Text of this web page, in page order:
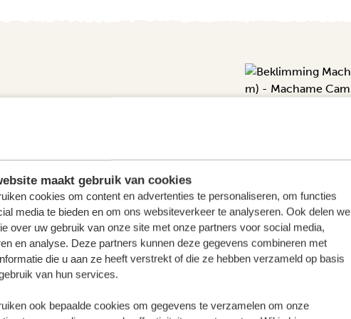
maakt gebruik van cookies
cookies om content en advertenties te personaliseren, om functies
media te bieden en om ons websiteverkeer te analyseren. Ook delen we
over uw gebruik van onze site met onze partners voor social media,
en analyse. Deze partners kunnen deze gegevens combineren met
die u aan ze heeft verstrekt of die ze hebben verzameld op basis
van hun services.
ook bepaalde cookies om gegevens te verzamelen om onze
(1/6) |
brengt je naar Machame Gate. Het
en een ongerept, eeuwig groen
bereik je het Machame Camp aan de
je eerste dag op deze hoogte, dus